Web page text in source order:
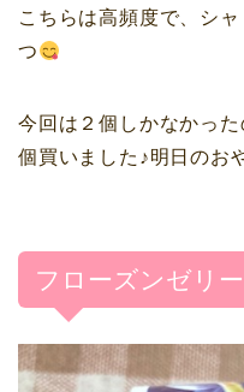
こちらは高頻度で、シ
つ
今回は２個しかなかっ
個買いました♪明日のお
フローズンゼリ